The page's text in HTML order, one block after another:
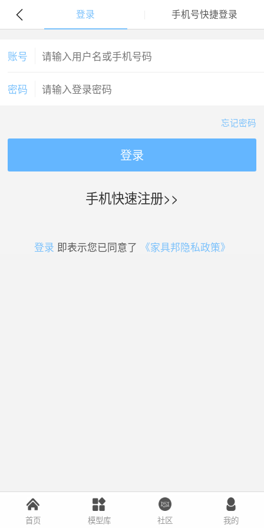
登录 手机号快捷登录
账号
密码
忘记密码
登录
手机快速注册>>
登录 即表示您已同意了 《家具邦隐私政策》
首页 模型库 社区 我的